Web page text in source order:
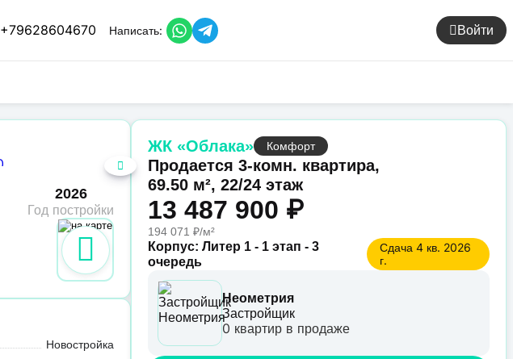
+79628604670 Написать: Войти
2026
Год постройки
Новостройка
Продается 3-комн. квартира,
69.50 м², 22/24 этаж
13 487 900 ₽
194 071 ₽/м²
ЖК «Облака» Комфорт
Корпус: Литер 1 - 1 этап - 3
очередь
Сдача 4 кв. 2026
г.
Неометрия
Застройщик
0 квартир в продаже